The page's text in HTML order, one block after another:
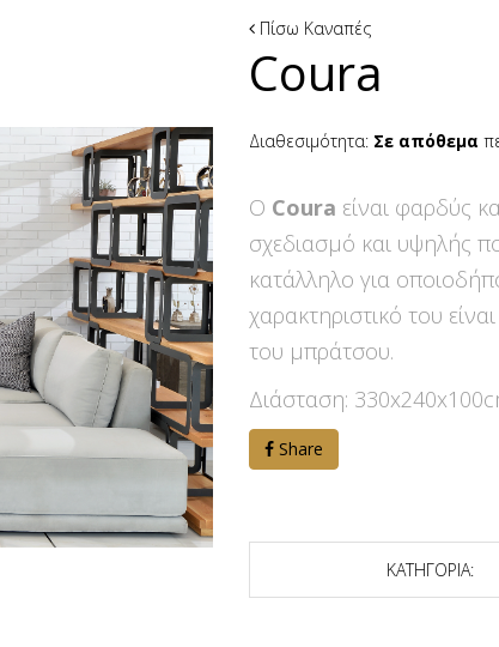
Πίσω Καναπές
Coura
Διαθεσιμότητα: Σε απόθεμα
Ο Coura είναι φαρδύς
σχεδιασμό και υψηλής
κατάλληλο για
χαρακτηριστικό του
του μπράτσου.
Διάσταση:
Share
ΚΑΤΗΓΟΡΙΑ: